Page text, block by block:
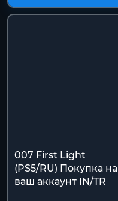
007 First Light
(PS5/RU) Покупка на
ваш аккаунт IN/TR